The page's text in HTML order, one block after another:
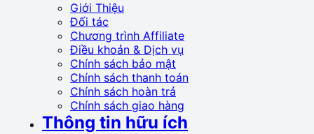
Giới Thiệu
Đối tác
Chương trình Affiliate
Điều khoản & Dịch vụ
Chính sách bảo mật
Chính sách thanh toán
Chính sách hoàn trả
Chính sách giao hàng
Thông tin hữu ích